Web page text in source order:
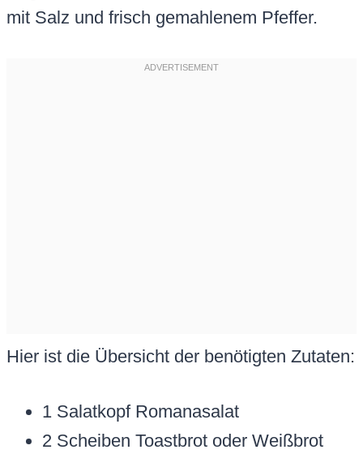
mit Salz und frisch gemahlenem Pfeffer.
Hier ist die Übersicht der benötigten Zutaten:
1 Salatkopf Romanasalat
2 Scheiben Toastbrot oder Weißbrot